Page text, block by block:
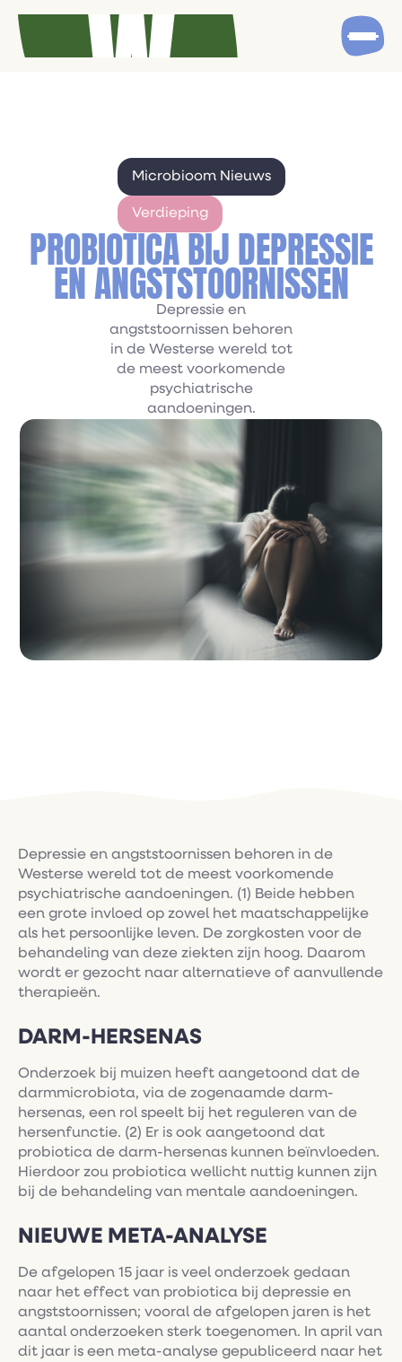
Microbioom Nieuws
Verdieping
PROBIOTICA BIJ DEPRESSIE
EN ANGSTSTOORNISSEN
Depressie en
angststoornissen behoren
in de Westerse wereld tot
de meest voorkomende
psychiatrische
aandoeningen.
Depressie en angststoornissen behoren in de
Westerse wereld tot de meest voorkomende
psychiatrische aandoeningen. (1) Beide hebben
een grote invloed op zowel het maatschappelijke
als het persoonlijke leven. De zorgkosten voor de
behandeling van deze ziekten zijn hoog. Daarom
wordt er gezocht naar alternatieve of aanvullende
therapieën.
DARM-HERSENAS
Onderzoek bij muizen heeft aangetoond dat de
darmmicrobiota, via de zogenaamde darm-
hersenas, een rol speelt bij het reguleren van de
hersenfunctie. (2) Er is ook aangetoond dat
probiotica de darm-hersenas kunnen beïnvloeden.
Hierdoor zou probiotica wellicht nuttig kunnen zijn
bij de behandeling van mentale aandoeningen.
NIEUWE META-ANALYSE
De afgelopen 15 jaar is veel onderzoek gedaan
naar het effect van probiotica bij depressie en
angststoornissen; vooral de afgelopen jaren is het
aantal onderzoeken sterk toegenomen. In april van
dit jaar is een meta-analyse gepubliceerd naar het